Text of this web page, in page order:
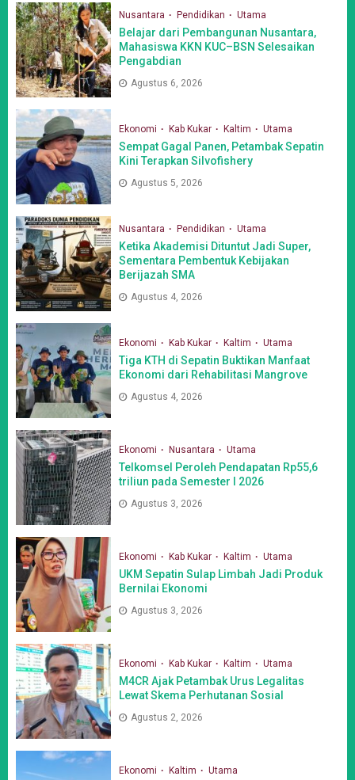
Nusantara Pendidikan Utama
Belajar dari Pembangunan Nusantara,
Mahasiswa KKN KUC–BSN Selesaikan
Pengabdian
Agustus 6, 2026
Ekonomi Kab Kukar Kaltim Utama
Sempat Gagal Panen, Petambak Sepatin
Kini Terapkan Silvofishery
Agustus 5, 2026
Nusantara Pendidikan Utama
Ketika Akademisi Dituntut Jadi Super,
Sementara Pembentuk Kebijakan
Berijazah SMA
Agustus 4, 2026
Ekonomi Kab Kukar Kaltim Utama
Tiga KTH di Sepatin Buktikan Manfaat
Ekonomi dari Rehabilitasi Mangrove
Agustus 4, 2026
Ekonomi Nusantara Utama
Telkomsel Peroleh Pendapatan Rp55,6
triliun pada Semester I 2026
Agustus 3, 2026
Ekonomi Kab Kukar Kaltim Utama
UKM Sepatin Sulap Limbah Jadi Produk
Bernilai Ekonomi
Agustus 3, 2026
Ekonomi Kab Kukar Kaltim Utama
M4CR Ajak Petambak Urus Legalitas
Lewat Skema Perhutanan Sosial
Agustus 2, 2026
Ekonomi Kaltim Utama